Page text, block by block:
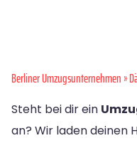
Berliner Umzugsunternehmen»
Steht bei dir ein
an? Wir laden deinen